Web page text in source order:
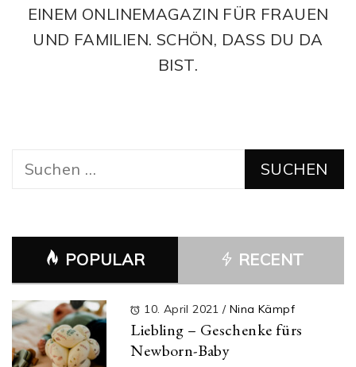
EINEM ONLINEMAGAZIN FÜR FRAUEN
UND FAMILIEN. SCHÖN, DASS DU DA
BIST.
Suchen
POPULAR RECENT
10. April 2021/ Nina Kämpf
Liebling – Geschenke fürs
Newborn-Baby